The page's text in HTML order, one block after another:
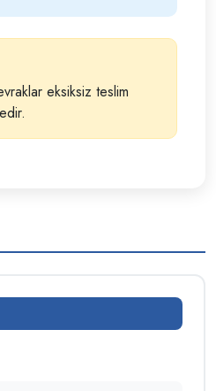
eksiksiz teslim